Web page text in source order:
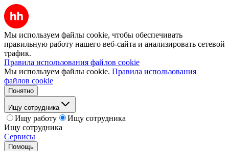
Мы используем файлы cookie, чтобы обеспечивать
правильную работу нашего веб-сайта и анализировать сетевой
трафик.
Правила использования файлов cookie
Мы используем файлы cookie. Правила использования
файлов cookie
Понятно
Ищу сотрудника
Ищу работу
Ищу сотрудника
Ищу сотрудника
Сервисы
Помощь